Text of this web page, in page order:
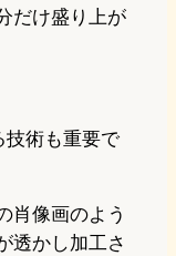
だけ盛り上が
技術も重要で
肖像画のよう
透かし加工さ